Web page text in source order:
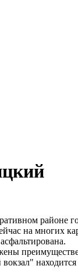
районе
на многих